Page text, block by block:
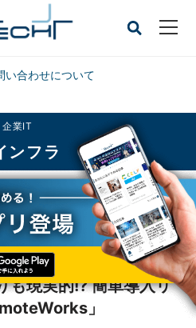
い合わせについて
企業IT
ンフラ
単導入リモートアクセス「RemoteWorks」
も現実的!? 簡単導入リ
」